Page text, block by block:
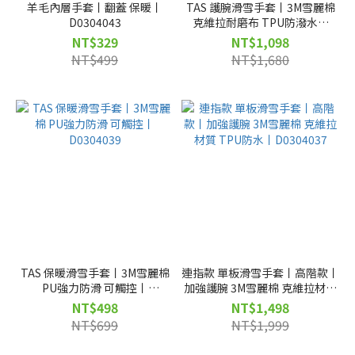
羊毛內層手套丨翻蓋 保暖丨
D0304043
NT$329
NT$499
TAS 護腕滑雪手套丨3M雪麗棉
克維拉耐磨布 TPU防潑水丨
D0304040
NT$1,098
NT$1,680
TAS 保暖滑雪手套丨3M雪麗棉
PU強力防滑 可觸控丨
D0304039
NT$498
NT$699
連指款 單板滑雪手套丨高階款丨
加強護腕 3M雪麗棉 克維拉材質
TPU防水丨D0304037
NT$1,498
NT$1,999